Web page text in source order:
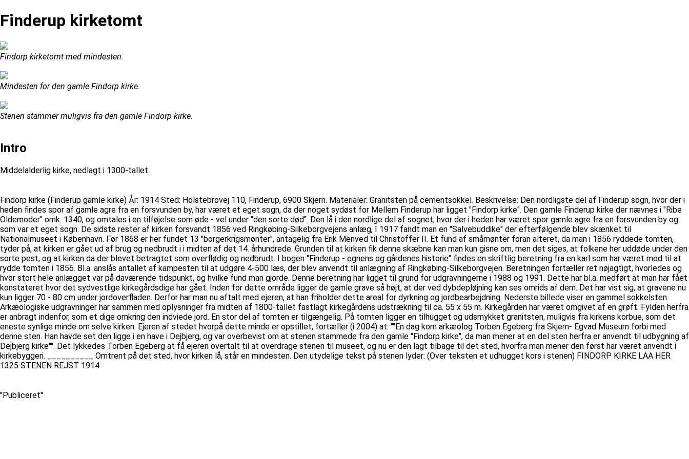
Finderup kirketomt
Findorp kirketomt med mindesten.
Mindesten for den gamle Findorp kirke.
Stenen stammer muligvis fra den gamle Findorp kirke.
Intro
Middelalderlig kirke, nedlagt i 1300-tallet.
Findorp kirke (Finderup gamle kirke) År: 1914 Sted: Holstebrovej 110, Finderup, 6900 Skjern. Materialer: Granitsten på cementsokkel. Beskrivelse: Den nordligste del af Finderup sogn, hvor der i
heden findes spor af gamle agre fra en forsvunden by, har været et eget sogn, da der noget sydøst for Mellem Finderup har ligget "Findorp kirke". Den gamle Finderup kirke der nævnes i "Ribe
Oldemoder" omk. 1340, og omtales i en tilføjelse som øde - vel under "den sorte død". Den lå i den nordlige del af sognet, hvor der i heden har været spor gamle agre fra en forsvunden by og
som var et eget sogn. De sidste rester af kirken forsvandt 1856 ved Ringkøbing-Silkeborgvejens anlæg, I 1917 fandt man en "Salvebuddike" der efterfølgende blev skænket til
Nationalmuseet i København. Før 1868 er her fundet 13 "borgerkrigsmønter", antagelig fra Erik Menved til Christoffer II. Et fund af småmønter foran alteret, da man i 1856 ryddede tomten,
tyder på, at kirken er gået ud af brug og nedbrudt i i midten af det 14. århundrede. Grunden til at kirken fik denne skæbne kan man kun gisne om, men det siges, at folkene her uddøde under den
sorte pest, og at kirken da der blevet betragtet som overflødig og nedbrudt. I bogen "Finderup - egnens og gårdenes historie" findes en skriftlig beretning fra en karl som har været med til at
rydde tomten i 1856. Bl.a. anslås antallet af kampesten til at udgøre 4-500 læs, der blev anvendt til anlægning af Ringkøbing-Silkeborgvejen. Beretningen fortæller ret nøjagtigt, hvorledes og
hvor stort hele anlægget var på daværende tidspunkt, og hvilke fund man gjorde. Denne beretning har ligget til grund for udgravningerne i 1988 og 1991. Dette har bl.a. medført at man har fået
konstateret hvor det sydvestlige kirkegårdsdige har gået. Inden for dette område ligger de gamle grave så højt, at der ved dybdepløjning kan ses omrids af dem. Det har vist sig, at gravene nu
kun ligger 70 - 80 cm under jordoverfladen. Derfor har man nu aftalt med ejeren, at han friholder dette areal for dyrkning og jordbearbejdning. Nederste billede viser en gammel sokkelsten.
Arkæologiske udgravninger har sammen med oplysninger fra midten af 1800-tallet fastlagt kirkegårdens udstrækning til ca. 55 x 55 m. Kirkegården har været omgivet af en grøft. Fylden herfra
er anbragt indenfor, som et dige omkring den indviede jord. En stor del af tomten er tilgængelig. På tomten ligger en tilhugget og udsmykket granitsten, muligvis fra kirkens korbue, som det
eneste synlige minde om selve kirken. Ejeren af stedet hvorpå dette minde er opstillet, fortæller (i 2004) at: ''''En dag kom arkæolog Torben Egeberg fra Skjern- Egvad Museum forbi med
denne sten. Han havde set den ligge i en have i Dejbjerg, og var overbevist om at stenen stammede fra den gamle "Findorp kirke", da man mener at en del sten herfra er anvendt til udbygning af
Dejbjerg kirke''''. Det lykkedes Torben Egeberg at få ejeren overtalt til at overdrage stenen til museet, og nu er den lagt tilbage til det sted, hvorfra man mener den først har været anvendt i
kirkebyggeri. __________ Omtrent på det sted, hvor kirken lå, står en mindesten. Den utydelige tekst på stenen lyder: (Over teksten et udhugget kors i stenen) FINDORP KIRKE LAA HER
1325 STENEN REJST 1914
''Publiceret''